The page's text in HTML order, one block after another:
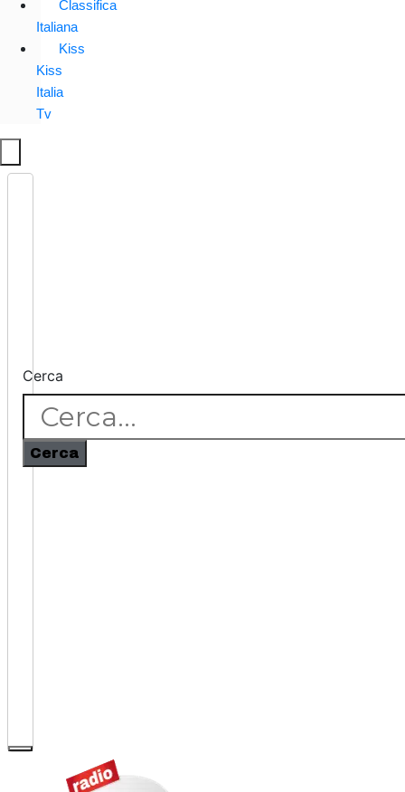
Classifica
Italiana
Kiss
Kiss
Italia
Tv
Cerca
Cerca